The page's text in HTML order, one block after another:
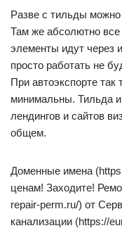
Разве с тильды можно
Там же абсолютно
элементы идут через
просто работать не
При автоэкспорте
минимальны. Тильда
лендингов и сайтов
общем.
Доменные имена
ценам! Заходите!
repair-perm.ru/) от
канализации (https://